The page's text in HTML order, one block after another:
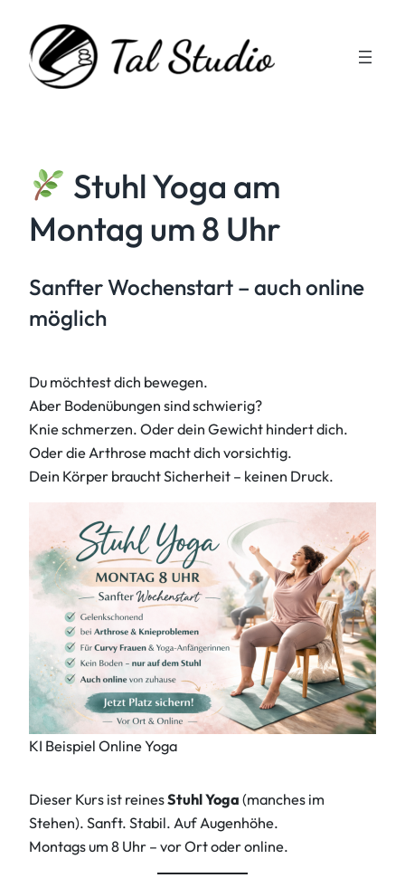
Inhalt
springen
Stuhl Yoga am
Montag um 8 Uhr
Sanfter Wochenstart – auch online
möglich
Du möchtest dich bewegen.
Aber Bodenübungen sind schwierig?
Knie schmerzen. Oder dein Gewicht hindert dich.
Oder die Arthrose macht dich vorsichtig.
Dein Körper braucht Sicherheit – keinen Druck.
KI Beispiel Online Yoga
Dieser Kurs ist reinesStuhl Yoga (manches im
Stehen). Sanft. Stabil. Auf Augenhöhe.
Montags um 8 Uhr – vor Ort oder online.